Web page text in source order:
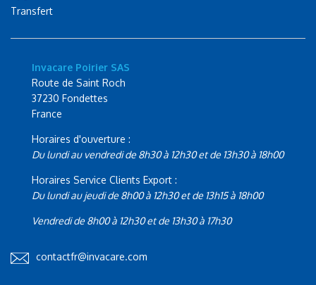
Transfert
Invacare Poirier SAS
Route de Saint Roch
37230 Fondettes
France
Horaires d'ouverture :
Du lundi au vendredi de 8h30 à 12h30 et de 13h30 à 18h00
Horaires Service Clients Export :
Du lundi au jeudi de 8h00 à 12h30 et de 13h15 à 18h00
Vendredi de 8h00 à 12h30 et de 13h30 à 17h30
contactfr@invacare.com